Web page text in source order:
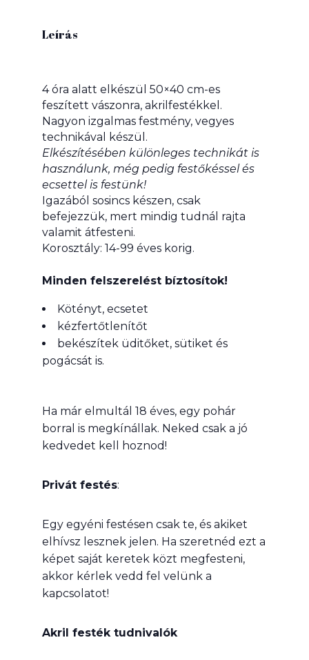
Leírás
4 óra alatt elkészül 50×40 cm-es
feszített vászonra, akrilfestékkel.
Nagyon izgalmas festmény, vegyes
technikával készül.
Elkészítésében különleges technikát is
használunk, még pedig festőkéssel és
ecsettel is festünk!
Igazából sosincs készen, csak
befejezzük, mert mindig tudnál rajta
valamit átfesteni.
Korosztály: 14-99 éves korig.
Minden felszerelést bíztosítok!
Kötényt, ecsetet
kézfertőtlenítőt
bekészítek üditőket, sütiket és
pogácsát is.
Ha már elmultál 18 éves, egy pohár
borral is megkínállak. Neked csak a jó
kedvedet kell hoznod!
Privát festés:
Egy egyéni festésen csak te, és akiket
elhívsz lesznek jelen. Ha szeretnéd ezt a
képet saját keretek közt megfesteni,
akkor kérlek vedd fel velünk a
kapcsolatot!
Akril festék tudnivalók